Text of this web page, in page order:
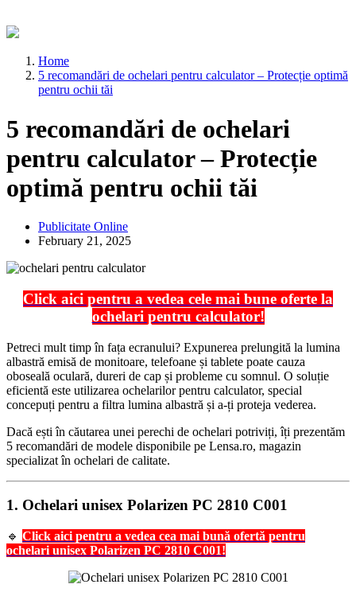
Home
5 recomandări de ochelari pentru calculator – Protecție optimă
pentru ochii tăi
5 recomandări de ochelari
pentru calculator – Protecție
optimă pentru ochii tăi
Publicitate Online
February 21, 2025
Click aici pentru a vedea cele mai bune oferte la
ochelari pentru calculator!
Petreci mult timp în fața ecranului? Expunerea prelungită la lumina
albastră emisă de monitoare, telefoane și tablete poate cauza
oboseală oculară, dureri de cap și probleme cu somnul. O soluție
eficientă este utilizarea ochelarilor pentru calculator, special
concepuți pentru a filtra lumina albastră și a-ți proteja vederea.
Dacă ești în căutarea unei perechi de ochelari potriviți, îți prezentăm
5 recomandări de modele disponibile pe Lensa.ro, magazin
specializat în ochelari de calitate.
1. Ochelari unisex Polarizen PC 2810 C001
🔹 Click aici pentru a vedea cea mai bună ofertă pentru
ochelari unisex Polarizen PC 2810 C001!